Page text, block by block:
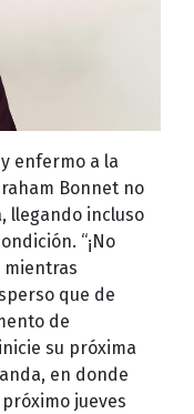
enfermo a la
Bonnet no
llegando incluso
“¡No
mientras
que de
de
su próxima
en donde
jueves